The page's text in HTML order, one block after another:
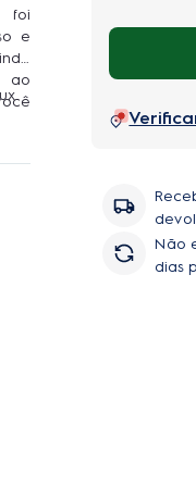
foi
e
ao
Não
dias